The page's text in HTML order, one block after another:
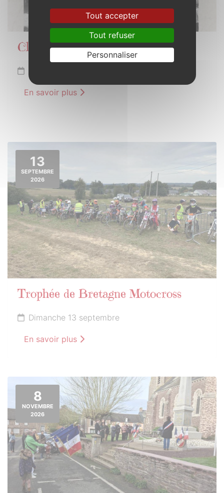
Classe concoretoise 6
En savoir plus
13
SEPTEMBRE
2026
Trophée de Bretagne Motocross
Dimanche 13 septembre
En savoir plus
8
NOVEMBRE
2026
Tout accepter
Tout refuser
Personnaliser